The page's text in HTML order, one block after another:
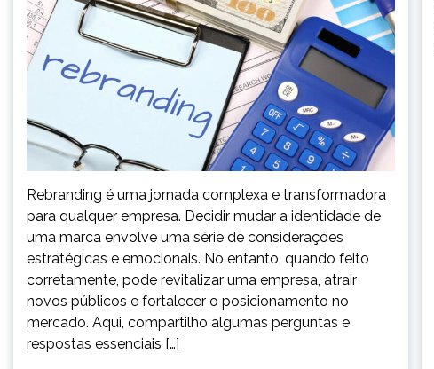
Rebranding é uma jornada complexa e transformadora
para qualquer empresa. Decidir mudar a identidade de
uma marca envolve uma série de considerações
estratégicas e emocionais. No entanto, quando feito
corretamente, pode revitalizar uma empresa, atrair
novos públicos e fortalecer o posicionamento no
mercado. Aqui, compartilho algumas perguntas e
respostas essenciais […]